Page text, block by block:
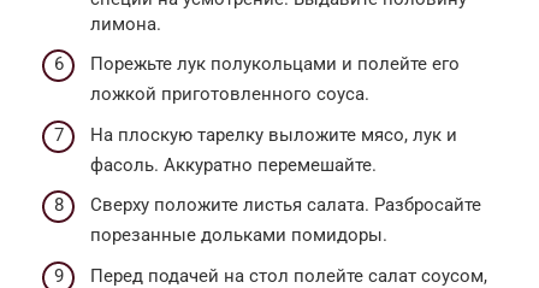
лимона.
Порежьте лук полукольцами и полейте его
ложкой приготовленного соуса.
На плоскую тарелку выложите мясо, лук и
фасоль. Аккуратно перемешайте.
Сверху положите листья салата. Разбросайте
порезанные дольками помидоры.
Перед подачей на стол полейте салат соусом,